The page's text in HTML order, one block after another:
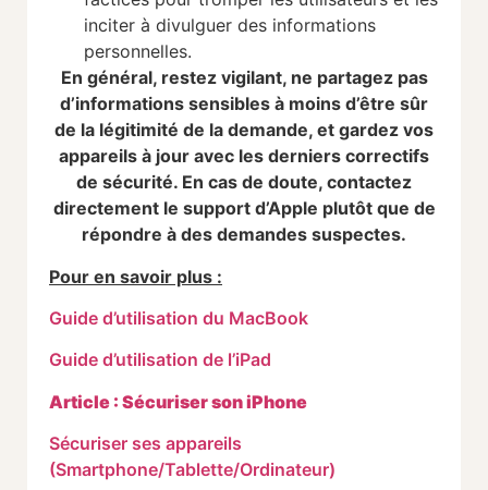
inciter à divulguer des informations
personnelles.
En général, restez vigilant, ne partagez pas
d’informations sensibles à moins d’être sûr
de la légitimité de la demande, et gardez vos
appareils à jour avec les derniers correctifs
de sécurité. En cas de doute, contactez
directement le support d’Apple plutôt que de
répondre à des demandes suspectes.
Pour en savoir plus :
Guide d’utilisation du MacBook
Guide d’utilisation de l’iPad
Article : Sécuriser son iPhone
Sécuriser ses appareils
(Smartphone/Tablette/Ordinateur)